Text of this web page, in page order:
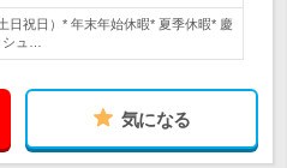
日祝日）* 年末年始休暇* 夏季休暇* 慶
ュ…
気になる